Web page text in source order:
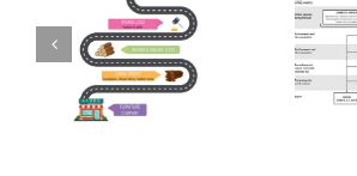
Critical control
points in VNTLAS
supply chain